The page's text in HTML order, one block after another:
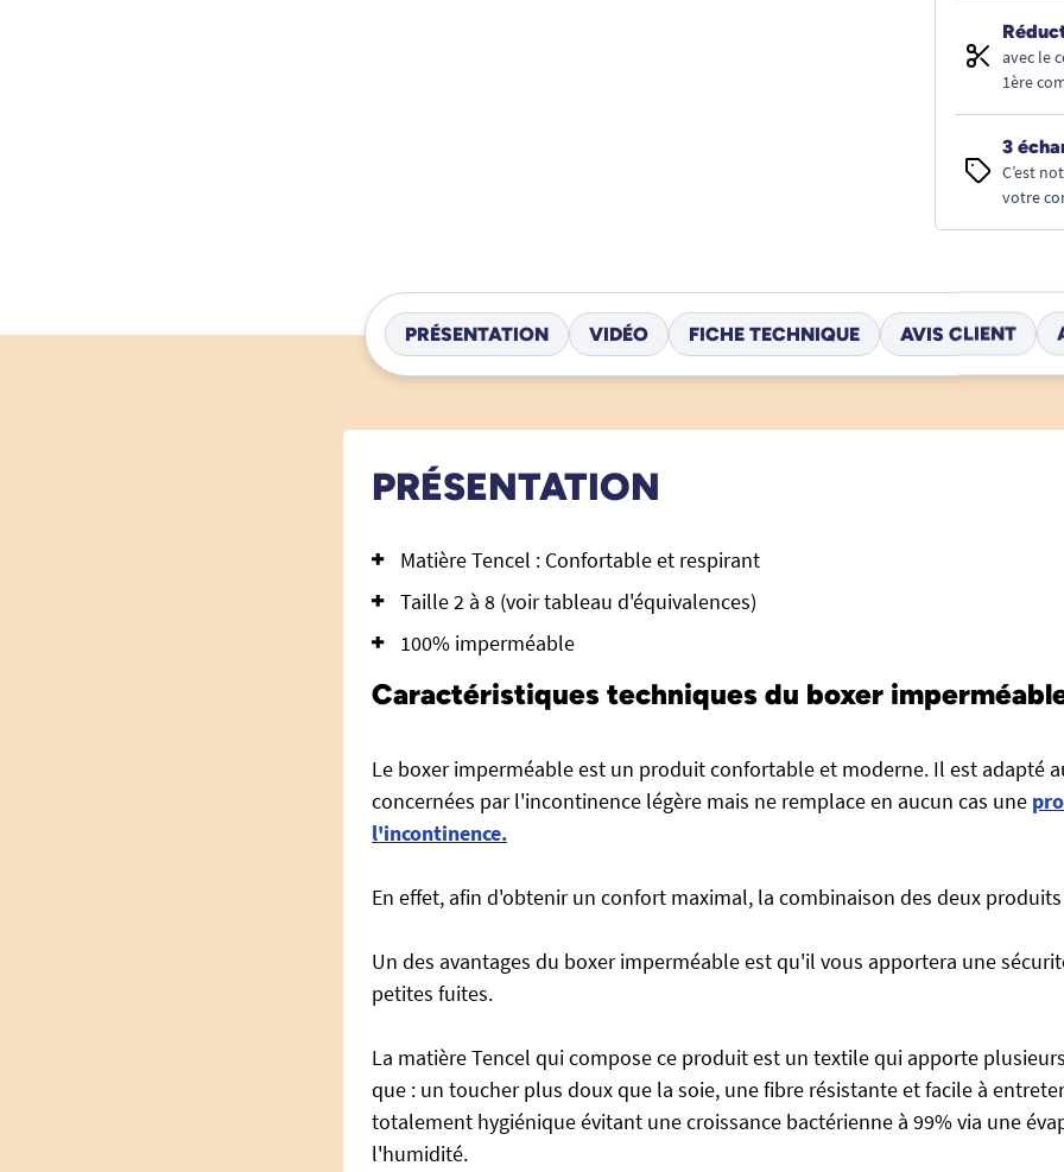
avec le
1ère
3
C’est
votre
PRÉSENTATION VIDÉO FICHE TECHNIQUE AVIS CLIENT
PRÉSENTATION
Matière Tencel : Confortable et respirant
Taille 2 à 8 (voir tableau d'équivalences)
100% imperméable
Caractéristiques techniques du boxer
Le boxer imperméable est un produit confortable et moderne. Il est adapté
concernées par l'incontinence légère mais ne remplace en aucun cas une
l'incontinence.
En effet, afin d'obtenir un confort maximal, la combinaison des deux
Un des avantages du boxer imperméable est qu'il vous apportera une
petites fuites.
La matière Tencel qui compose ce produit est un textile qui apporte
que : un toucher plus doux que la soie, une fibre résistante et facile à
totalement hygiénique évitant une croissance bactérienne à 99% via une
l'humidité.